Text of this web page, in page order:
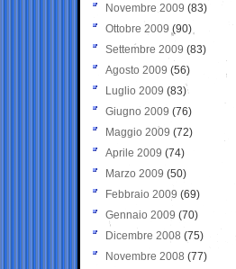
Novembre 2009 (83)
Ottobre 2009 (90)
Settembre 2009 (83)
Agosto 2009 (56)
Luglio 2009 (83)
Giugno 2009 (76)
Maggio 2009 (72)
Aprile 2009 (74)
Marzo 2009 (50)
Febbraio 2009 (69)
Gennaio 2009 (70)
Dicembre 2008 (75)
Novembre 2008 (77)